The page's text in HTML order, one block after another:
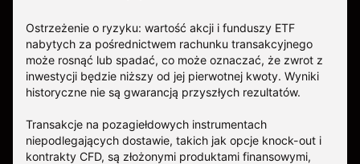
Ostrzeżenie o ryzyku: wartość akcji i funduszy ETF
nabytych za pośrednictwem rachunku transakcyjnego
może rosnąć lub spadać, co może oznaczać, że zwrot z
inwestycji będzie niższy od jej pierwotnej kwoty. Wyniki
historyczne nie są gwarancją przyszłych rezultatów.
Transakcje na pozagiełdowych instrumentach
niepodlegających dostawie, takich jak opcje knock-out i
kontrakty CFD, są złożonymi produktami finansowymi,